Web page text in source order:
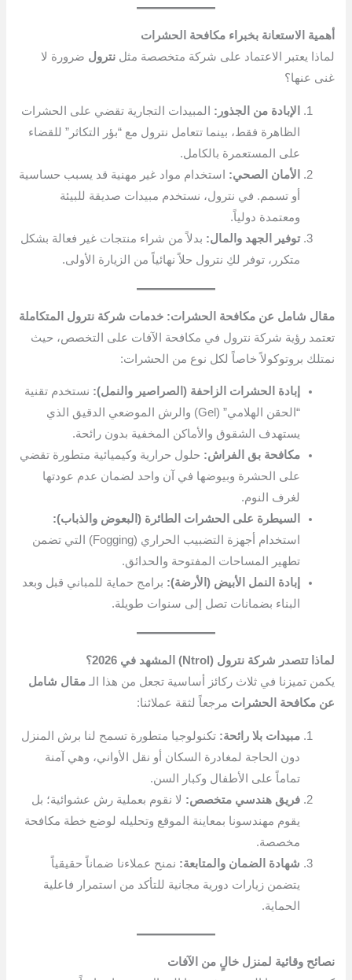
أهمية الاستعانة بخبراء مكافحة الحشرات
لماذا يعتبر الاعتماد على شركة متخصصة مثلنترول ضرورة لا
غنى عنها؟
الإبادة من الجذور: المبيدات التجارية تقضي على الحشرات
الظاهرة فقط، بينما تتعامل نترول مع “بؤر التكاثر” للقضاء
على المستعمرة بالكامل.
الأمان الصحي: استخدام مواد غير مهنية قد يسبب حساسية
أو تسمم. في نترول، نستخدم مبيدات صديقة للبيئة
ومعتمدة دولياً.
توفير الجهد والمال: بدلاً من شراء منتجات غير فعالة بشكل
متكرر، توفر لكِ نترول حلاً نهائياً من الزيارة الأولى.
مقال شامل عن مكافحة الحشرات: خدمات شركة نترول المتكاملة
تعتمد رؤية شركة نترول في مكافحة الآفات على التخصص، حيث
نمتلك بروتوكولاً خاصاً لكل نوع من الحشرات:
إبادة الحشرات الزاحفة (الصراصير والنمل): نستخدم تقنية
“الحقن الهلامي” (Gel) والرش الموضعي الدقيق الذي
يستهدف الشقوق والأماكن المخفية بدون رائحة.
مكافحة بق الفراش: حلول حرارية وكيميائية متطورة تقضي
على الحشرة وبيوضها في آن واحد لضمان عدم عودتها
لغرف النوم.
السيطرة على الحشرات الطائرة (البعوض والذباب):
استخدام أجهزة التضبيب الحراري (Fogging) التي تضمن
تطهير المساحات المفتوحة والحدائق.
إبادة النمل الأبيض (الأرضة): برامج حماية للمباني قبل وبعد
البناء بضمانات تصل إلى سنوات طويلة.
لماذا تتصدر شركة نترول (Ntrol) المشهد في 2026؟
يكمن تميزنا في ثلاث ركائز أساسية تجعل من هذا الـمقال شامل
عن مكافحة الحشرات مرجعاً لثقة عملائنا:
مبيدات بلا رائحة: تكنولوجيا متطورة تسمح لنا برش المنزل
دون الحاجة لمغادرة السكان أو نقل الأواني، وهي آمنة
تماماً على الأطفال وكبار السن.
فريق هندسي متخصص: لا نقوم بعملية رش عشوائية؛ بل
يقوم مهندسونا بمعاينة الموقع وتحليله لوضع خطة مكافحة
مخصصة.
شهادة الضمان والمتابعة: نمنح عملاءنا ضماناً حقيقياً
يتضمن زيارات دورية مجانية للتأكد من استمرار فاعلية
الحماية.
نصائح وقائية لمنزل خالٍ من الآفات